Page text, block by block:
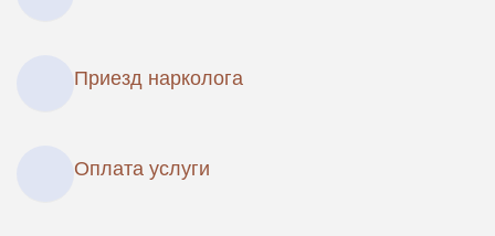
Приезд нарколога
Оплата услуги